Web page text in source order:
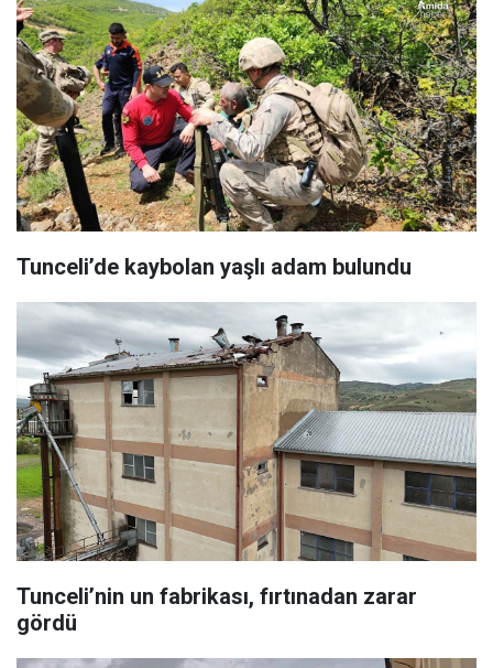
Tunceli’de kaybolan yaşlı adam bulundu
Tunceli’nin un fabrikası, fırtınadan zarar
gördü